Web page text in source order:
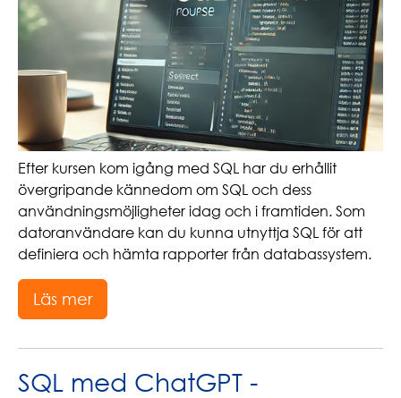
Efter kursen kom igång med SQL har du erhållit
övergripande kännedom om SQL och dess
användningsmöjligheter idag och i framtiden. Som
datoranvändare kan du kunna utnyttja SQL för att
definiera och hämta rapporter från databassystem.
Läs mer
SQL med ChatGPT -